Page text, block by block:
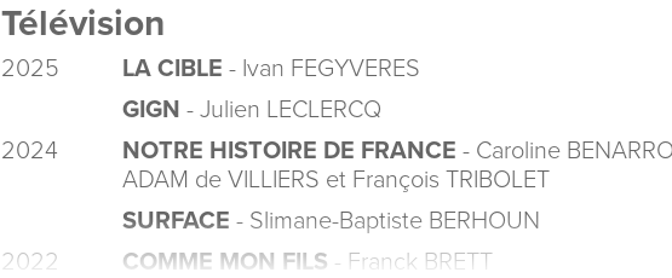
Télévision
2025 LA CIBLE - Ivan FEGYVERES
GIGN - Julien LECLERCQ
2024
NOTRE HISTOIRE DE FRANCE - Caroline
ADAM de VILLIERS et François TRIBOLET
SURFACE - Slimane-Baptiste BERHOUN
2022
COMME MON FILS - Franck BRETT